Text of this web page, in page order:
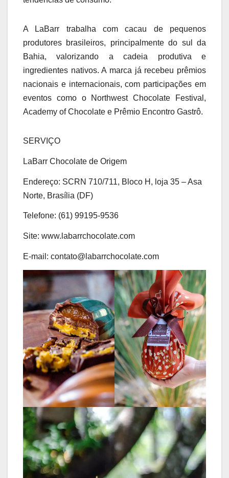
A LaBarr trabalha com cacau de pequenos
produtores brasileiros, principalmente do sul da
Bahia, valorizando a cadeia produtiva e
ingredientes nativos. A marca já recebeu prêmios
nacionais e internacionais, com participações em
eventos como o Northwest Chocolate Festival,
Academy of Chocolate e Prêmio Encontro Gastrô.
SERVIÇO
LaBarr Chocolate de Origem
Endereço: SCRN 710/711, Bloco H, loja 35 – Asa
Norte, Brasília (DF)
Telefone: (61) 99195-9536
Site: www.labarrchocolate.com
E-mail: contato@labarrchocolate.com